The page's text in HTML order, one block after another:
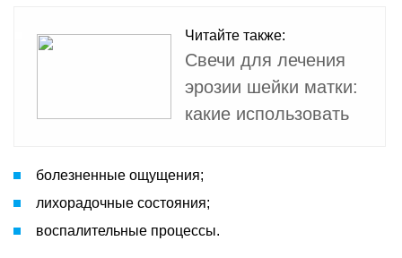
Читайте также:
Свечи для лечения
эрозии шейки матки:
какие использовать
болезненные ощущения;
лихорадочные состояния;
воспалительные процессы.